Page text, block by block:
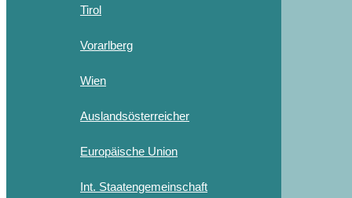
Tirol
Vorarlberg
Wien
Auslandsösterreicher
Europäische Union
Int. Staatengemeinschaft